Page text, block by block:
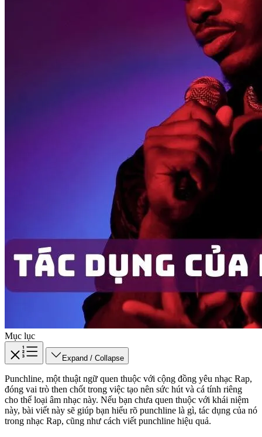
Mục lục
Expand / Collapse
Punchline, một thuật ngữ quen thuộc với cộng đồng yêu nhạc Rap,
đóng vai trò then chốt trong việc tạo nên sức hút và cá tính riêng
cho thể loại âm nhạc này. Nếu bạn chưa quen thuộc với khái niệm
này, bài viết này sẽ giúp bạn hiểu rõ punchline là gì, tác dụng của nó
trong nhạc Rap, cũng như cách viết punchline hiệu quả.